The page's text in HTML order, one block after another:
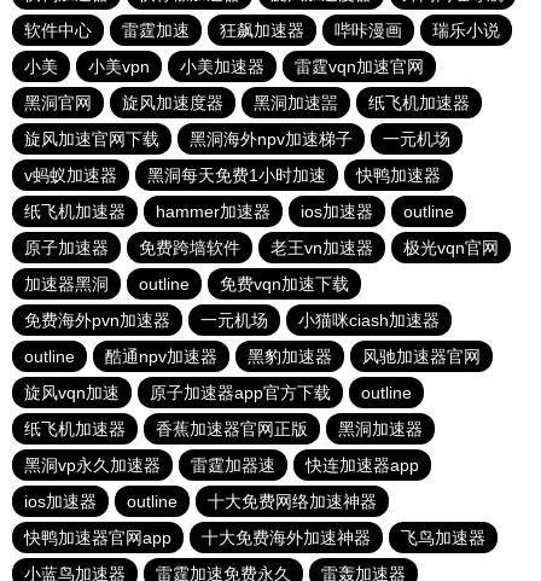
软件中心
雷霆加速 狂飙加速器 哔咔漫画
瑞乐小说
小美
小美vpn 小美加速器
雷霆vqn加速官网
黑洞官网
旋风加速度器 黑洞加速噐
纸飞机加速器
旋风加速官网下载
黑洞海外npv加速梯子
一元机场
v蚂蚁加速器
黑洞每天免费1小时加速
快鸭加速器
纸飞机加速器
hammer加速器 ios加速器
outline
原子加速器
免费跨墙软件 老王vn加速器
极光vqn官网
加速器黑洞
outline
免费vqn加速下载
免费海外pvn加速器
一元机场
小猫咪ciash加速器
outline
酷通npv加速器 黑豹加速器
风驰加速器官网
旋风vqn加速
原子加速器app官方下载
outline
纸飞机加速器
香蕉加速器官网正版
黑洞加速器
黑洞vp永久加速器
雷霆加器速
快连加速器app
ios加速器
outline
十大免费网络加速神器
快鸭加速器官网app
十大免费海外加速神器
飞鸟加速器
小蓝鸟加速器
雷霆加速免费永久 雷轰加速器